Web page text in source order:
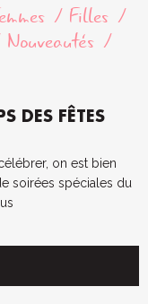
Filles
Nouveautés
DES FÊTES
on est bien
soirées spéciales du